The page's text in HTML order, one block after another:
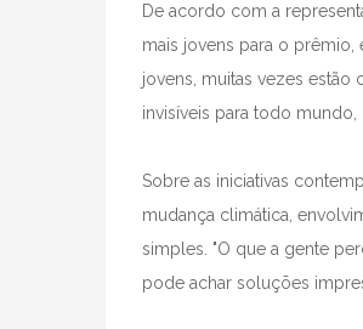
De acordo com a
mais jovens para o
jovens, muitas vezes
invisíveis para todo mundo,
Sobre as iniciativas
mudança climática,
simples. "O que a gente
pode achar soluções